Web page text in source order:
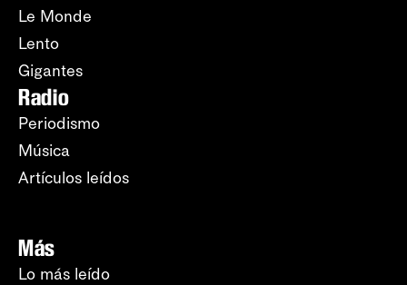
Le Monde
Lento
Gigantes
Radio
Periodismo
Música
Artículos leídos
Más
Lo más leído